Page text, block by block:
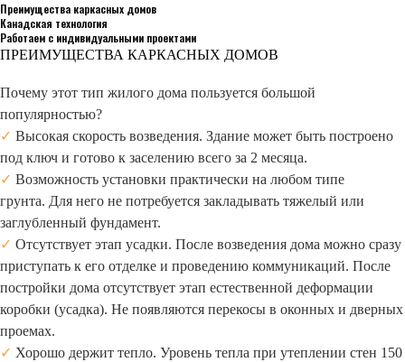
Преимущества каркасных домов
Канадская технология
Работаем с индивидуальными проектами
ПРЕИМУЩЕСТВА КАРКАСНЫХ ДОМОВ
Почему этот тип жилого дома пользуется большой
популярностью?
✓ Высокая скорость возведения. Здание может быть построено
под ключ и готово к заселению всего за 2 месяца.
✓ Возможность установки практически на любом типе
грунта. Для него не потребуется закладывать тяжелый или
заглубленный фундамент.
✓ Отсутствует этап усадки. После возведения дома можно сразу
приступать к его отделке и проведению коммуникаций. После
постройки дома отсутствует этап естественной деформации
коробки (усадка). Не появляются перекосы в оконных и дверных
проемах.
✓ Хорошо держит тепло. Уровень тепла при утеплении стен 150